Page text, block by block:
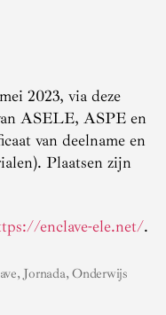
2023, via deze
ASELE, ASPE en
van deelname en
Plaatsen zijn
enclave-ele.net/.
,Jornada,Onderwijs